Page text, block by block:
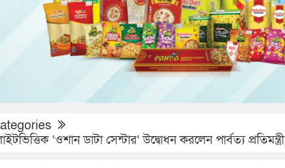
‘ওশান ডাটা সেন্টার’ উদ্বোধন করলেন পার্বত্য প্রতিমন্ত্রী